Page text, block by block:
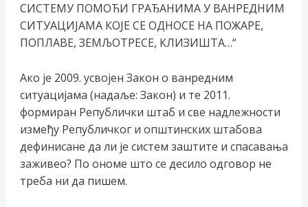
СИСТЕМУ ПОМОЋИ ГРАЂАНИМА У ВАНРЕДНИМ
СИТУАЦИЈАМА КОЈЕ СЕ ОДНОСЕ НА ПОЖАРЕ,
ПОПЛАВЕ, ЗЕМЉОТРЕСЕ, КЛИЗИШТА…“
Ако је 2009. усвојен Закон о ванредним
ситуацијама (надаље: Закон) и те 2011.
формиран Републички штаб и све надлежности
између Републичког и општинских штабова
дефинисане да ли је систем заштите и спасавања
заживео? По ономе што се десило одговор не
треба ни да пишем.